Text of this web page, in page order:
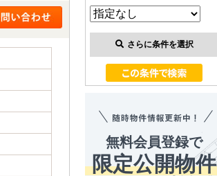
さらに条件を選択
無料会員登録で
限定公開物件